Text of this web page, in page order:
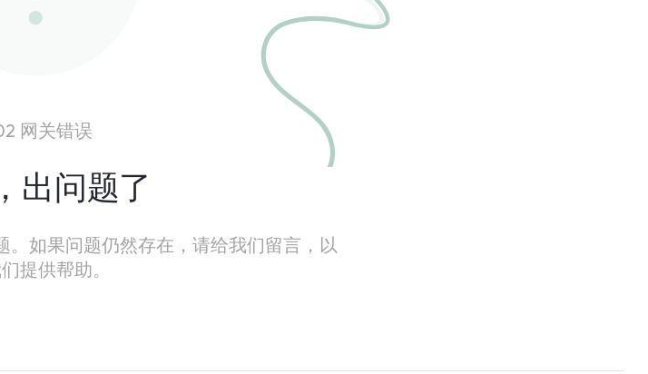
网关错误
出问题了
。如果问题仍然存在，请给我们留言，以
提供帮助。